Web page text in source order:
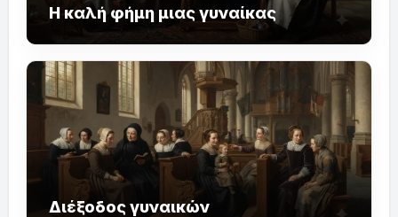
Η καλή φήμη μιας γυναίκας
Διέξοδος γυναικών